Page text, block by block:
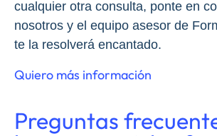
cualquier otra consulta, ponte en
nosotros y el equipo asesor de
te la resolverá encantado.
Quiero más información
Preguntas